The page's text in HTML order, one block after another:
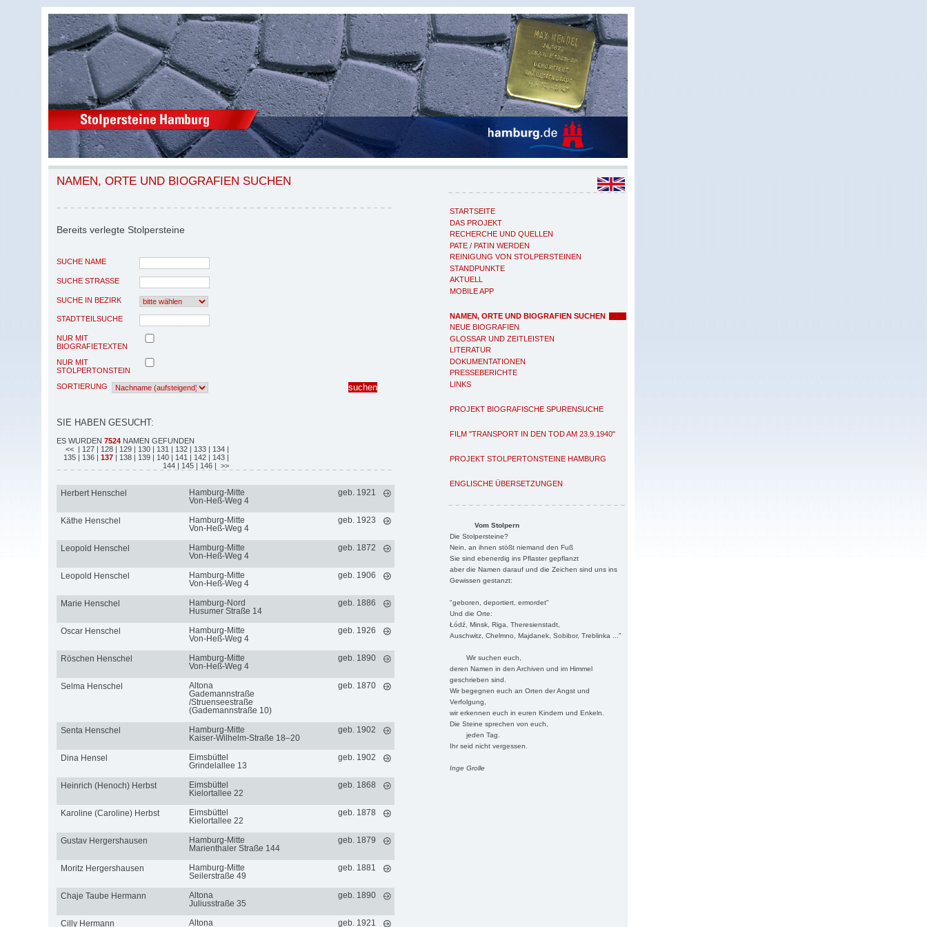
STARTSEITE
DAS PROJEKT
RECHERCHE UND QUELLEN
PATE / PATIN WERDEN
REINIGUNG VON STOLPERSTEINEN
STANDPUNKTE
AKTUELL
MOBILE APP
NAMEN, ORTE UND BIOGRAFIEN SUCHEN
NEUE BIOGRAFIEN
GLOSSAR UND ZEITLEISTEN
LITERATUR
DOKUMENTATIONEN
PRESSEBERICHTE
LINKS
PROJEKT BIOGRAFISCHE SPURENSUCHE
FILM "TRANSPORT IN DEN TOD AM 23.9.1940"
PROJEKT STOLPERTONSTEINE HAMBURG
ENGLISCHE ÜBERSETZUNGEN
Vom Stolpern
Die Stolpersteine?
Nein, an ihnen stößt niemand den Fuß
Sie sind ebenerdig ins Pflaster gepflanzt
aber die Namen darauf und die Zeichen sind uns ins
Gewissen gestanzt:
"geboren, deportiert, ermordet"
Und die Orte:
Łódź, Minsk, Riga, Theresienstadt,
Auschwitz, Chelmno, Majdanek, Sobibor, Treblinka ..."
Wir suchen euch,
deren Namen in den Archiven und im Himmel
geschrieben sind.
Wir begegnen euch an Orten der Angst und
Verfolgung,
wir erkennen euch in euren Kindern und Enkeln.
Die Steine sprechen von euch,
jeden Tag.
Ihr seid nicht vergessen.
Inge Grolle
NAMEN, ORTE UND BIOGRAFIEN SUCHEN
Bereits verlegte Stolpersteine
SUCHE NAME
SUCHE STRASSE
SUCHE IN BEZIRK
STADTTEILSUCHE
NUR MIT
BIOGRAFIETEXTEN
NUR MIT
STOLPERTONSTEIN
SORTIERUNG
SIE HABEN GESUCHT:
ES WURDEN 7524 NAMEN GEFUNDEN
<< | 127 | 128 | 129 | 130 | 131 | 132 | 133 | 134 |
135 | 136 | 137 | 138 | 139 | 140 | 141 | 142 | 143 |
144 | 145 | 146 | >>
Herbert Henschel
Hamburg-Mitte
Von-Heß-Weg 4
geb. 1921
Käthe Henschel
Hamburg-Mitte
Von-Heß-Weg 4
geb. 1923
Leopold Henschel
Hamburg-Mitte
Von-Heß-Weg 4
geb. 1872
Leopold Henschel
Hamburg-Mitte
Von-Heß-Weg 4
geb. 1906
Marie Henschel
Hamburg-Nord
Husumer Straße 14
geb. 1886
Oscar Henschel
Hamburg-Mitte
Von-Heß-Weg 4
geb. 1926
Röschen Henschel
Hamburg-Mitte
Von-Heß-Weg 4
geb. 1890
Selma Henschel
Altona
Gademannstraße
/Struenseestraße
(Gademannstraße 10)
geb. 1870
Senta Henschel
Hamburg-Mitte
Kaiser-Wilhelm-Straße 18–20
geb. 1902
Dina Hensel
Eimsbüttel
Grindelallee 13
geb. 1902
Heinrich (Henoch) Herbst
Eimsbüttel
Kielortallee 22
geb. 1868
Karoline (Caroline) Herbst
Eimsbüttel
Kielortallee 22
geb. 1878
Gustav Hergershausen
Hamburg-Mitte
Marienthaler Straße 144
geb. 1879
Moritz Hergershausen
Hamburg-Mitte
Seilerstraße 49
geb. 1881
Chaje Taube Hermann
Altona
Juliusstraße 35
geb. 1890
Cilly Hermann
Altona
geb. 1921